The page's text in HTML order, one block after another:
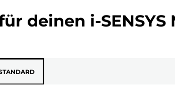
deinen i-